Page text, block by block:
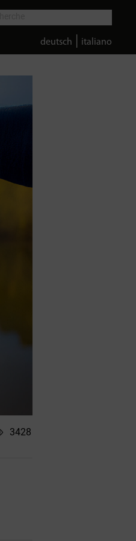
deutsch italiano
3428